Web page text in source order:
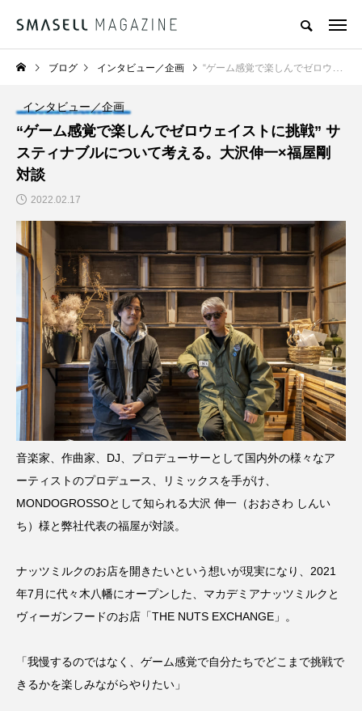
ブログ インタビュー／企画 “ゲーム感覚で楽しんでゼロウェイストに挑戦” サスティナブルについて考える。大沢伸一×福屋剛 対談
インタビュー／企画
“ゲーム感覚で楽しんでゼロウェイストに挑戦” サ
スティナブルについて考える。大沢伸一×福屋剛
対談
2022.02.17
音楽家、作曲家、DJ、プロデューサーとして国内外の様々なア
ーティストのプロデュース、リミックスを手がけ、
MONDOGROSSOとして知られる大沢 伸一（おおさわ しんい
ち）様と弊社代表の福屋が対談。
ナッツミルクのお店を開きたいという想いが現実になり、2021
年7月に代々木八幡にオープンした、マカデミアナッツミルクと
ヴィーガンフードのお店「THE NUTS EXCHANGE」。
「我慢するのではなく、ゲーム感覚で自分たちでどこまで挑戦で
きるかを楽しみながらやりたい」